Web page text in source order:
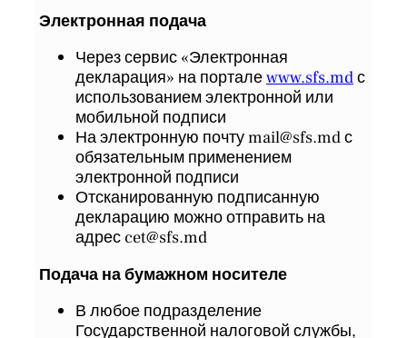
Электронная подача
Через сервис «Электронная
декларация» на порталеwww.sfs.mdс
использованием электронной или
мобильной подписи
На электронную почтуmail@sfs.mdс
обязательным применением
электронной подписи
Отсканированную подписанную
декларацию можно отправить на
адрес cet@sfs.md
Подача на бумажном носителе
В любое подразделение
Государственной налоговой службы,